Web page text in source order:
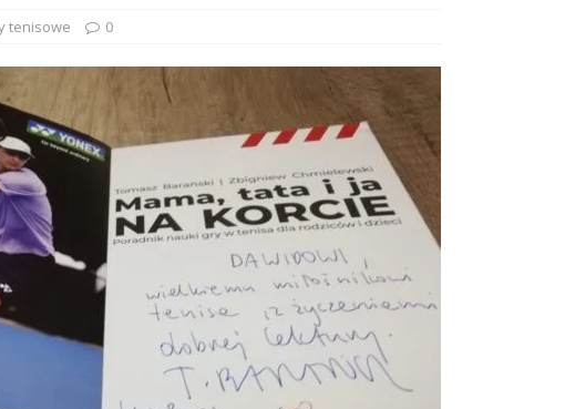
tenisowe 0